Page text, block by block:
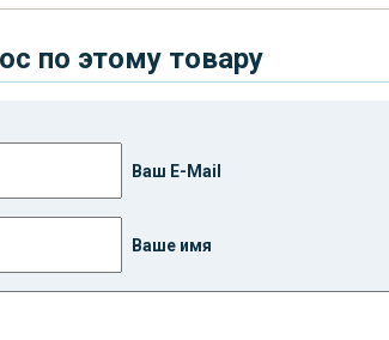
по этому товару
Ваш E-Mail
Ваше имя